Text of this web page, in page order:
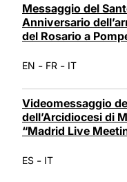
Messaggio del
Anniversario
del Rosario a
EN - FR - IT
Videomessaggio
dell’Arcidiocesi di
“Madrid Live
ES - IT